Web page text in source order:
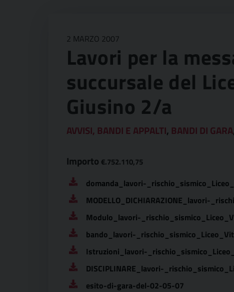
2 MARZO 2007
Lavori per la
succursale del
Giusino 2/a
AVVISI, BANDI E APPALTI, BANDI DI GARA
Importo €.752.110,75
domanda_lavori-
MODELLO_DICHIARAZIONE_lavori-
Modulo_lavori-
bando_lavori-
Istruzioni_lavori-
DISCIPLINARE_lavori-
esito-di-gara-del-02-05-07